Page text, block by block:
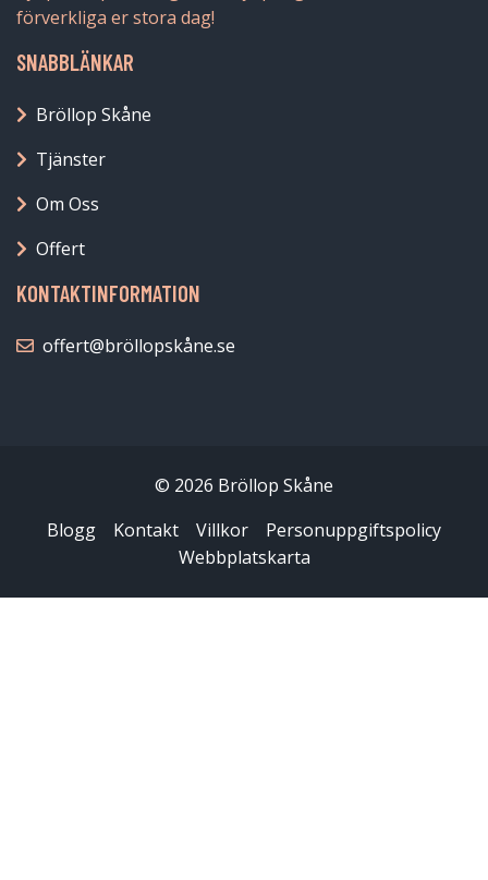
förverkliga er stora dag!
SNABBLÄNKAR
Bröllop Skåne
Tjänster
Om Oss
Offert
KONTAKTINFORMATION
offert@bröllopskåne.se
© 2026 Bröllop Skåne
Blogg
Kontakt Villkor
Personuppgiftspolicy
Webbplatskarta